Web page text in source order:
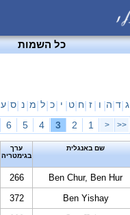
כל השמות
ג ד ה ו ז ח ט י כ ל מ נ ס ע
<<
<
1
2
3
4
5
6
שם באנגלית
ערך
בגימטריה
Ben Chur, Ben Hur
266
Ben Yishay
372